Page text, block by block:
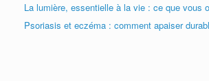
La lumière, essentielle à la vie : ce que vous
Psoriasis et eczéma : comment apaiser